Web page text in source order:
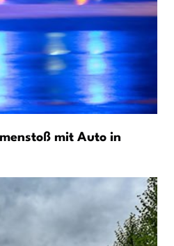
mit Auto in